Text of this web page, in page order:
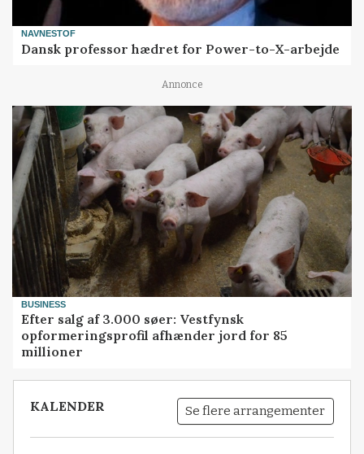
NAVNESTOF
Dansk professor hædret for Power-to-X-arbejde
Annonce
BUSINESS
Efter salg af 3.000 søer: Vestfynsk
opformeringsprofil afhænder jord for 85
millioner
KALENDER Se flere arrangementer